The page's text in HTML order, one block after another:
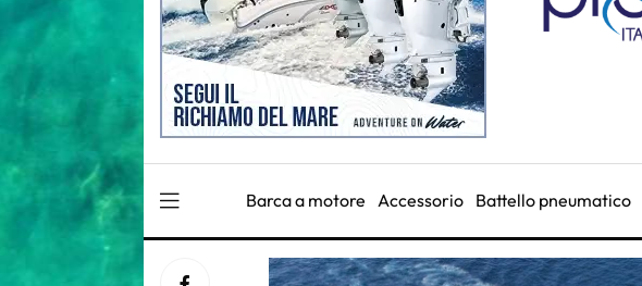
Barca a motore Accessorio Battello pneumatico